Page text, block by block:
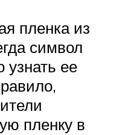
пленка из
символ
узнать ее
пленку в